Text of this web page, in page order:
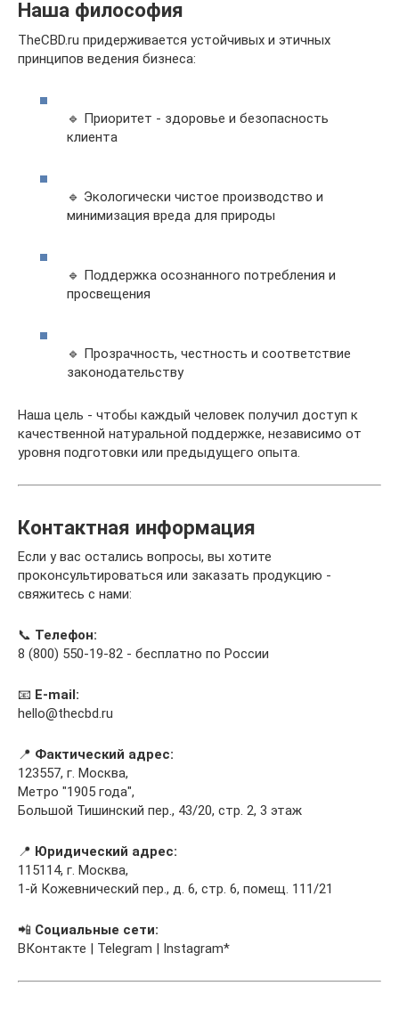
Наша философия
TheCBD.ru придерживается устойчивых и этичных
принципов ведения бизнеса:
🔹 Приоритет - здоровье и безопасность
клиента
🔹 Экологически чистое производство и
минимизация вреда для природы
🔹 Поддержка осознанного потребления и
просвещения
🔹 Прозрачность, честность и соответствие
законодательству
Наша цель - чтобы каждый человек получил доступ к
качественной натуральной поддержке, независимо от
уровня подготовки или предыдущего опыта.
Контактная информация
Если у вас остались вопросы, вы хотите
проконсультироваться или заказать продукцию -
свяжитесь с нами:
📞 Телефон:
8 (800) 550-19-82 - бесплатно по России
📧 E-mail:
hello@thecbd.ru
📍 Фактический адрес:
123557, г. Москва,
Метро "1905 года",
Большой Тишинский пер., 43/20, стр. 2, 3 этаж
📍 Юридический адрес:
115114, г. Москва,
1-й Кожевнический пер., д. 6, стр. 6, помещ. 111/21
📲 Социальные сети:
ВКонтакте | Telegram | Instagram*